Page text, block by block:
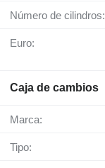
Número de cilindros:
Euro:
Caja de cambios
Marca:
Tipo: